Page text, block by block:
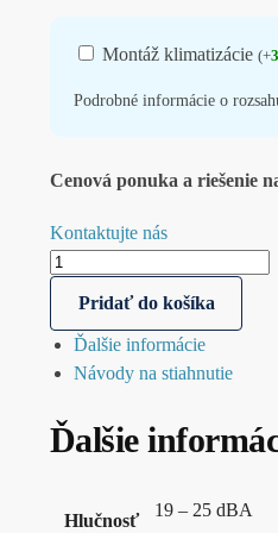
Montáž klimatizácie (+
Podrobné informácie o
Cenová ponuka a riešenie
Kontaktujte nás
Pridať do košíka
Ďalšie informácie
Návody na stiahnutie
Ďalšie
Hlučnosť
19 – 25 dBA